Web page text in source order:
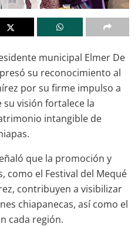
municipal Elmer De
su reconocimiento al
por su firme impulso a
visión fortalece la
intangible de
que la promoción y
como el Festival del Mequé
contribuyen a visibilizar
chiapanecas, así como el
cada región.